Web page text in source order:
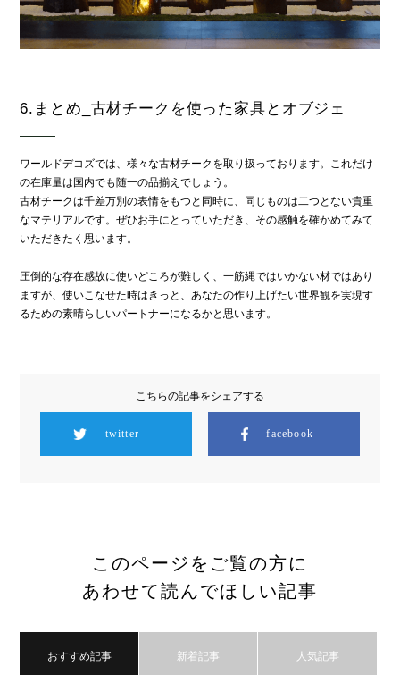
6.まとめ_古材チークを使った家具とオブジェ
ワールドデコズでは、様々な古材チークを取り扱っております。これだけ
の在庫量は国内でも随一の品揃えでしょう。
古材チークは千差万別の表情をもつと同時に、同じものは二つとない貴重
なマテリアルです。ぜひお手にとっていただき、その感触を確かめてみて
いただきたく思います。
圧倒的な存在感故に使いどころが難しく、一筋縄ではいかない材ではあり
ますが、使いこなせた時はきっと、あなたの作り上げたい世界観を実現す
るための素晴らしいパートナーになるかと思います。
こちらの記事をシェアする
twitter facebook
このページをご覧の方に
あわせて読んでほしい記事
おすすめ記事 新着記事 人気記事